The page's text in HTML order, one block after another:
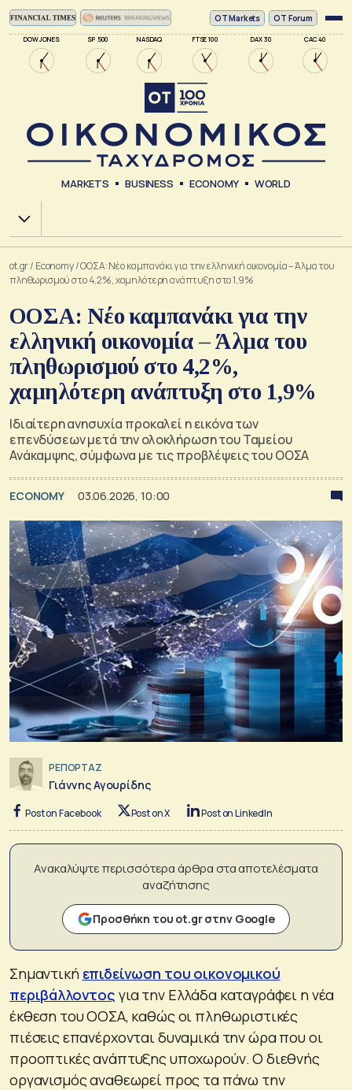
DOW JONES SP 500 NASDAQ FTSE 100 DAX 30 CAC 40
ΟΤ Markets OT Forum
MARKETS BUSINESS ECONOMY WORLD
Χ.Α.
ot.gr/ Economy/ΟΟΣΑ: Νέο καμπανάκι για την ελληνική οικονομία – Άλμα του
πληθωρισμού στο 4,2%, χαμηλότερη ανάπτυξη στο 1,9%
ΟΟΣΑ: Νέο καμπανάκι για την
ελληνική οικονομία – Άλμα του
πληθωρισμού στο 4,2%,
χαμηλότερη ανάπτυξη στο 1,9%
Ιδιαίτερη ανησυχία προκαλεί η εικόνα των
επενδύσεων μετά την ολοκλήρωση του Ταμείου
Ανάκαμψης, σύμφωνα με τις προβλέψεις του ΟΟΣΑ
ECONOMY 03.06.2026, 10:00
ΡΕΠΟΡΤΑΖ
Γιάννης Αγουρίδης
Post on Facebook Post on X Post on LinkedIn
Ανακαλύψτε περισσότερα άρθρα στα αποτελέσματα
αναζήτησης
Προσθήκη του ot.gr στην Google
Σημαντική επιδείνωση του οικονομικού
περιβάλλοντος για την Ελλάδα καταγράφει η νέα
έκθεση του ΟΟΣΑ, καθώς οι πληθωριστικές
πιέσεις επανέρχονται δυναμικά την ώρα που οι
προοπτικές ανάπτυξης υποχωρούν. Ο διεθνής
οργανισμός αναθεωρεί προς τα πάνω την